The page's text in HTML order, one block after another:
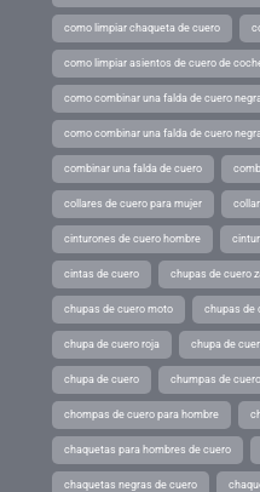
como limpiar chaqueta de cuero
como limpiar asientos de cuero de
como combinar una falda de cuero
como combinar una falda de cuero
combinar una falda de cuero
collares de cuero para mujer
cinturones de cuero hombre
cintas de cuero chupas de cuero
chupas de cuero moto chupas de
chupa de cuero roja chupa de
chupa de cuero chumpas de
chompas de cuero para hombre
chaquetas para hombres de cuero
chaquetas negras de cuero